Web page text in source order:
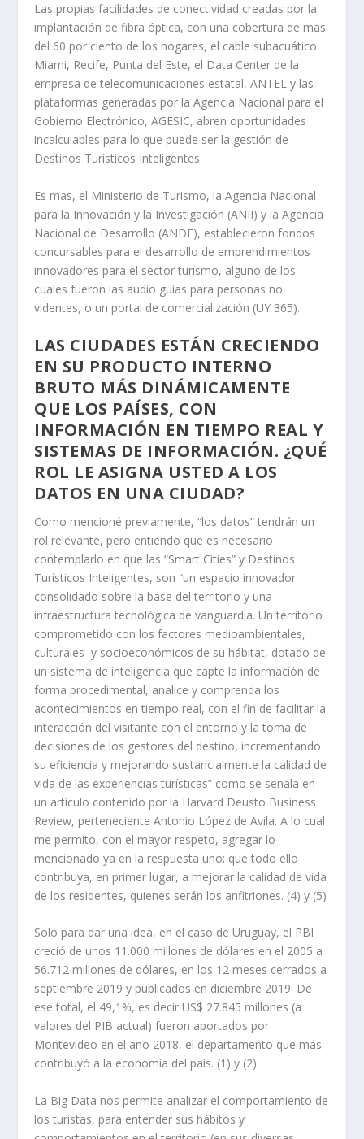
Las propias facilidades de conectividad creadas por la
implantación de fibra óptica, con una cobertura de mas
del 60 por ciento de los hogares, el cable subacuático
Miami, Recife, Punta del Este, el Data Center de la
empresa de telecomunicaciones estatal, ANTEL y las
plataformas generadas por la Agencia Nacional para el
Gobierno Electrónico, AGESIC, abren oportunidades
incalculables para lo que puede ser la gestión de
Destinos Turísticos Inteligentes.
Es mas, el Ministerio de Turismo, la Agencia Nacional
para la Innovación y la Investigación (ANII) y la Agencia
Nacional de Desarrollo (ANDE), establecieron fondos
concursables para el desarrollo de emprendimientos
innovadores para el sector turismo, alguno de los
cuales fueron las audio guías para personas no
videntes, o un portal de comercialización (UY 365).
LAS CIUDADES ESTÁN CRECIENDO
EN SU PRODUCTO INTERNO
BRUTO MÁS DINÁMICAMENTE
QUE LOS PAÍSES, CON
INFORMACIÓN EN TIEMPO REAL Y
SISTEMAS DE INFORMACIÓN. ¿QUÉ
ROL LE ASIGNA USTED A LOS
DATOS EN UNA CIUDAD?
Como mencioné previamente, “los datos” tendrán un
rol relevante, pero entiendo que es necesario
contemplarlo en que las “Smart Cities” y Destinos
Turísticos Inteligentes, son “un espacio innovador
consolidado sobre la base del territorio y una
infraestructura tecnológica de vanguardia. Un territorio
comprometido con los factores medioambientales,
culturales y socioeconómicos de su hábitat, dotado de
un sistema de inteligencia que capte la información de
forma procedimental, analice y comprenda los
acontecimientos en tiempo real, con el fin de facilitar la
interacción del visitante con el entorno y la toma de
decisiones de los gestores del destino, incrementando
su eficiencia y mejorando sustancialmente la calidad de
vida de las experiencias turísticas” como se señala en
un artículo contenido por la Harvard Deusto Business
Review, perteneciente Antonio López de Avila. A lo cual
me permito, con el mayor respeto, agregar lo
mencionado ya en la respuesta uno: que todo ello
contribuya, en primer lugar, a mejorar la calidad de vida
de los residentes, quienes serán los anfitriones. (4) y (5)
Solo para dar una idea, en el caso de Uruguay, el PBI
creció de unos 11.000 millones de dólares en el 2005 a
56.712 millones de dólares, en los 12 meses cerrados a
septiembre 2019 y publicados en diciembre 2019. De
ese total, el 49,1%, es decir US$ 27.845 millones (a
valores del PIB actual) fueron aportados por
Montevideo en el año 2018, el departamento que más
contribuyó a la economía del país. (1) y (2)
La Big Data nos permite analizar el comportamiento de
los turistas, para entender sus hábitos y